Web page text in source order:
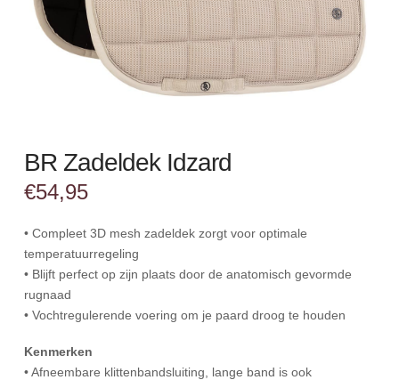
BR Zadeldek Idzard
€54,95
• Compleet 3D mesh zadeldek zorgt voor optimale
temperatuurregeling
• Blijft perfect op zijn plaats door de anatomisch gevormde
rugnaad
• Vochtregulerende voering om je paard droog te houden
Kenmerken
• Afneembare klittenbandsluiting, lange band is ook